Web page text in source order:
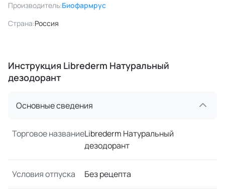
Производитель:Биофармрус
Страна:Россия
Инструкция Librederm Натуральный
дезодорант
Основные сведения
Торговое названиеLibrederm Натуральный
дезодорант
Условия отпуска Без рецепта